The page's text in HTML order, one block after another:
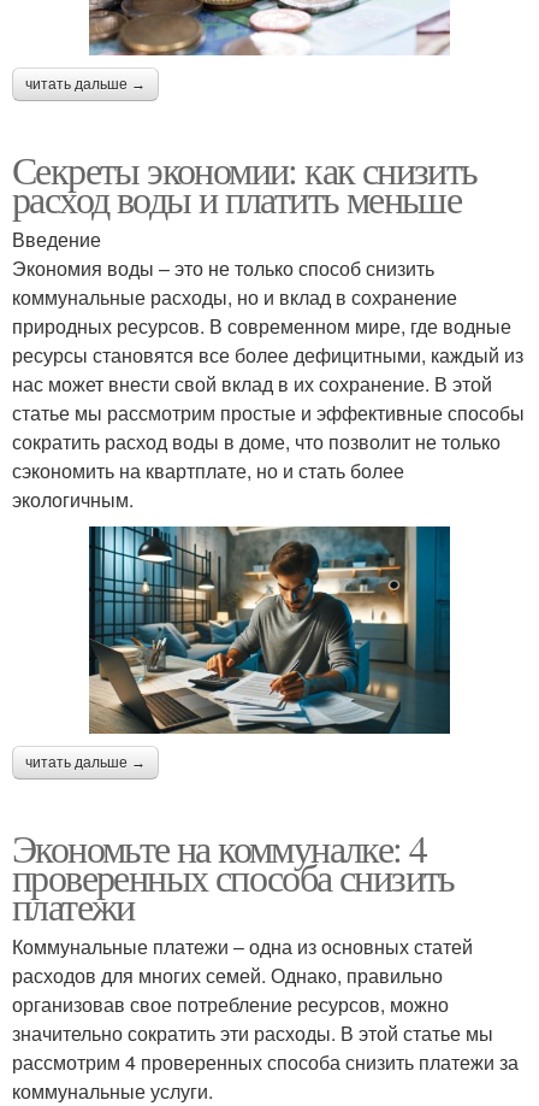
читать дальше →
Секреты экономии: как снизить
расход воды и платить меньше
Введение
Экономия воды – это не только способ снизить
коммунальные расходы, но и вклад в сохранение
природных ресурсов. В современном мире, где водные
ресурсы становятся все более дефицитными, каждый из
нас может внести свой вклад в их сохранение. В этой
статье мы рассмотрим простые и эффективные способы
сократить расход воды в доме, что позволит не только
сэкономить на квартплате, но и стать более
экологичным.
читать дальше →
Экономьте на коммуналке: 4
проверенных способа снизить
платежи
Коммунальные платежи – одна из основных статей
расходов для многих семей. Однако, правильно
организовав свое потребление ресурсов, можно
значительно сократить эти расходы. В этой статье мы
рассмотрим 4 проверенных способа снизить платежи за
коммунальные услуги.